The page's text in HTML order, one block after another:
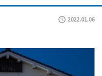
2022.01.06